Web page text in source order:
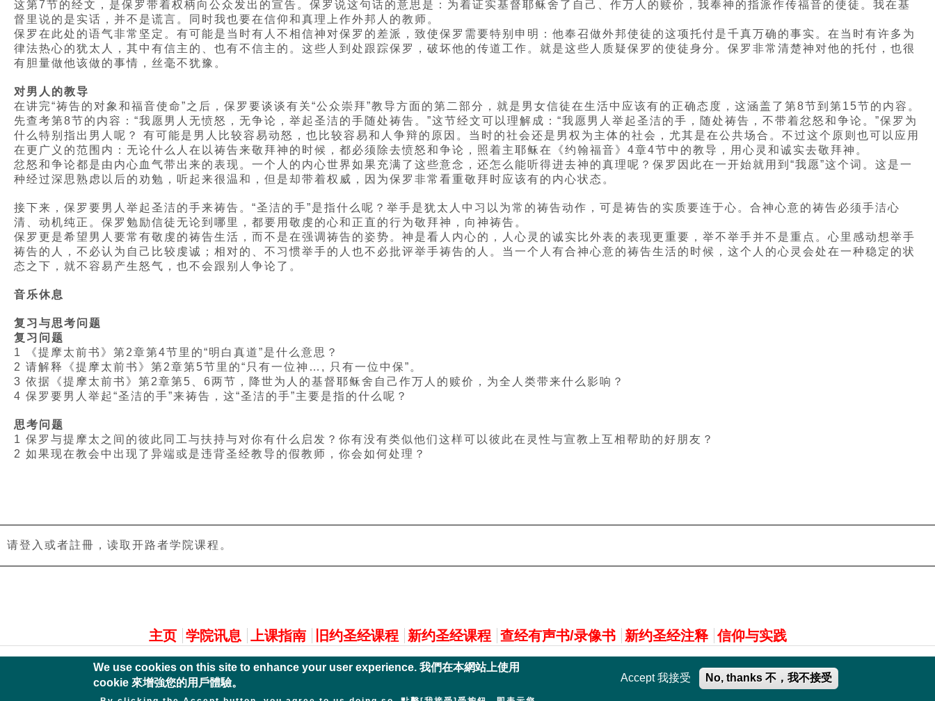
这第7节的经文，是保罗带着权柄向公众发出的宣告。保罗说这句话的意思是：为着证实基督耶稣舍了自己、作万人的赎价，我奉神的指派作传福音的使徒。我在基
督里说的是实话，并不是谎言。同时我也要在信仰和真理上作外邦人的教师。
保罗在此处的语气非常坚定。有可能是当时有人不相信神对保罗的差派，致使保罗需要特别申明：他奉召做外邦使徒的这项托付是千真万确的事实。在当时有许多为
律法热心的犹太人，其中有信主的、也有不信主的。这些人到处跟踪保罗，破坏他的传道工作。就是这些人质疑保罗的使徒身分。保罗非常清楚神对他的托付，也很
有胆量做他该做的事情，丝毫不犹豫。
对男人的教导
在讲完“祷告的对象和福音使命”之后，保罗要谈谈有关“公众崇拜”教导方面的第二部分，就是男女信徒在生活中应该有的正确态度，这涵盖了第8节到第15节的内容。
先查考第8节的内容：“我愿男人无愤怒，无争论，举起圣洁的手随处祷告。”这节经文可以理解成：“我愿男人举起圣洁的手，随处祷告，不带着忿怒和争论。”保罗为
什么特别指出男人呢？ 有可能是男人比较容易动怒，也比较容易和人争辩的原因。当时的社会还是男权为主体的社会，尤其是在公共场合。不过这个原则也可以应用
在更广义的范围内：无论什么人在以祷告来敬拜神的时候，都必须除去愤怒和争论，照着主耶稣在《约翰福音》4章4节中的教导，用心灵和诚实去敬拜神。
忿怒和争论都是由内心血气带出来的表现。一个人的内心世界如果充满了这些意念，还怎么能听得进去神的真理呢？保罗因此在一开始就用到“我愿”这个词。这是一
种经过深思熟虑以后的劝勉，听起来很温和，但是却带着权威，因为保罗非常看重敬拜时应该有的内心状态。
接下来，保罗要男人举起圣洁的手来祷告。“圣洁的手”是指什么呢？举手是犹太人中习以为常的祷告动作，可是祷告的实质要连于心。合神心意的祷告必须手洁心
清、动机纯正。保罗勉励信徒无论到哪里，都要用敬虔的心和正直的行为敬拜神，向神祷告。
保罗更是希望男人要常有敬虔的祷告生活，而不是在强调祷告的姿势。神是看人内心的，人心灵的诚实比外表的表现更重要，举不举手并不是重点。心里感动想举手
祷告的人，不必认为自己比较虔诚；相对的、不习惯举手的人也不必批评举手祷告的人。当一个人有合神心意的祷告生活的时候，这个人的心灵会处在一种稳定的状
态之下，就不容易产生怒气，也不会跟别人争论了。
音乐休息
复习与思考问题
复习问题
1 《提摩太前书》第2章第4节里的“明白真道”是什么意思？
2 请解释《提摩太前书》第2章第5节里的“只有一位神…, 只有一位中保”。
3 依据《提摩太前书》第2章第5、6两节，降世为人的基督耶稣舍自己作万人的赎价，为全人类带来什么影响？
4 保罗要男人举起“圣洁的手”来祷告，这“圣洁的手”主要是指的什么呢？
思考问题
1 保罗与提摩太之间的彼此同工与扶持与对你有什么启发？你有没有类似他们这样可以彼此在灵性与宣教上互相帮助的好朋友？
2 如果现在教会中出现了异端或是违背圣经教导的假教师，你会如何处理？
请登入或者註冊，读取开路者学院课程。
主页 学院讯息 上课指南 旧约圣经课程 新约圣经课程 查经有声书/录像书 新约圣经注释 信仰与实践
We use cookies on this site to enhance your user experience. 我們在本網站上使用
cookie 來增強您的用戶體驗。
Accept 我接受 No, thanks 不，我不接受